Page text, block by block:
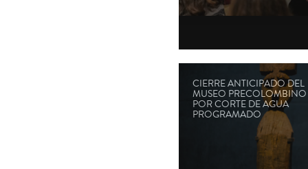
CIERRE ANTICIPADO DEL
MUSEO PRECOLOMBINO
POR CORTE DE AGUA
PROGRAMADO